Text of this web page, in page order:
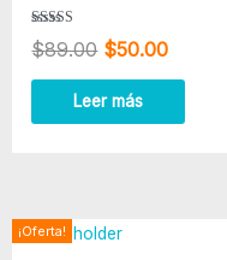
Valorado
con
de 5
$89.00 $50.00
Leer más
¡Oferta!
El